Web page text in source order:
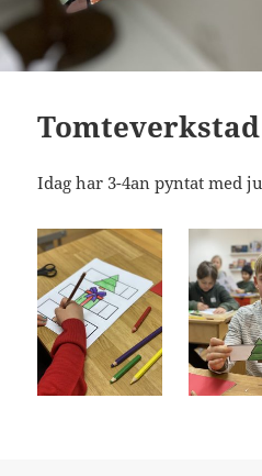
Tomteverkstad
Idag har 3-4an pyntat med